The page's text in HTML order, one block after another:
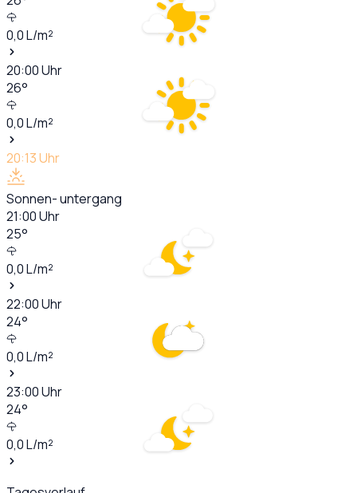
0,0L/m²
20:00Uhr
26°
0,0L/m²
20:13Uhr
Sonnen- untergang
21:00Uhr
25°
0,0L/m²
22:00Uhr
24°
0,0L/m²
23:00Uhr
24°
0,0L/m²